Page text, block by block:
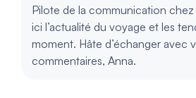
Pilote de la communication chez
ici l’actualité du voyage et les
moment. Hâte d’échanger avec
commentaires, Anna.